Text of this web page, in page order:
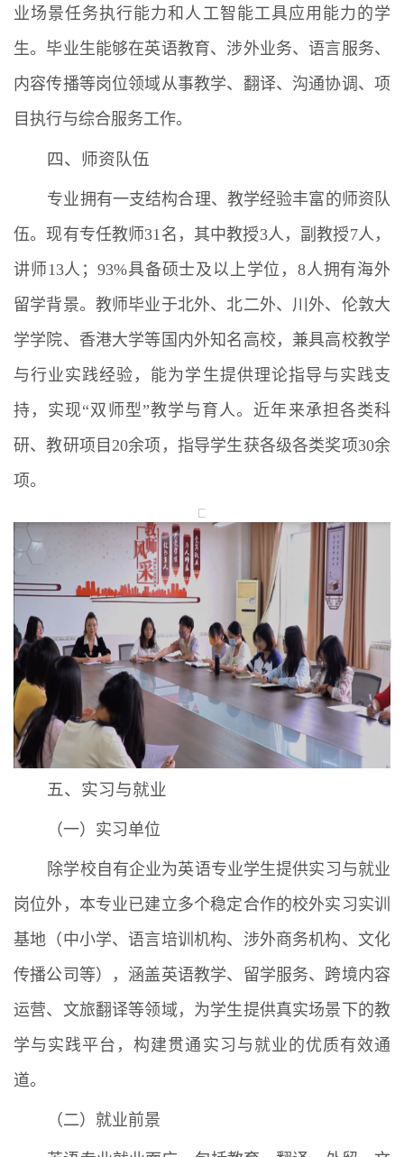
业场景任务执行能力和人工智能工具应用能力的学
生。毕业生能够在英语教育、涉外业务、语言服务、
内容传播等岗位领域从事教学、翻译、沟通协调、项
目执行与综合服务工作。
四、师资队伍
专业拥有一支结构合理、教学经验丰富的师资队
伍。现有专任教师31名，其中教授3人，副教授7人，
讲师13人；93%具备硕士及以上学位，8人拥有海外
留学背景。教师毕业于北外、北二外、川外、伦敦大
学学院、香港大学等国内外知名高校，兼具高校教学
与行业实践经验，能为学生提供理论指导与实践支
持，实现“双师型”教学与育人。近年来承担各类科
研、教研项目20余项，指导学生获各级各类奖项30余
项。
五、实习与就业
（一）实习单位
除学校自有企业为英语专业学生提供实习与就业
岗位外，本专业已建立多个稳定合作的校外实习实训
基地（中小学、语言培训机构、涉外商务机构、文化
传播公司等），涵盖英语教学、留学服务、跨境内容
运营、文旅翻译等领域，为学生提供真实场景下的教
学与实践平台，构建贯通实习与就业的优质有效通
道。
（二）就业前景